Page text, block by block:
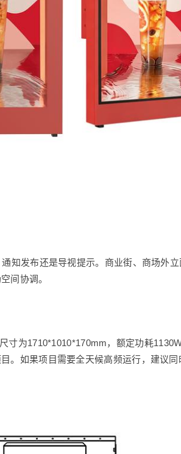
知发布还是导视提示。商业街、商场外
间协调。
寸为1710*1010*170mm，额定功耗
。如果项目需要全天候高频运行，建议同